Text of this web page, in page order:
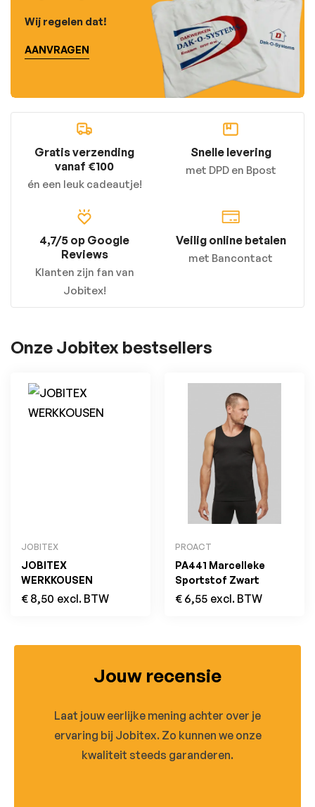
Wij regelen dat!
AANVRAGEN
Gratis verzending
vanaf €100
én een leuk cadeautje!
Snelle levering
met DPD en Bpost
4,7/5 op Google
Reviews
Klanten zijn fan van
Jobitex!
Veilig online betalen
met Bancontact
Onze Jobitex bestsellers
JOBITEX
JOBITEX
WERKKOUSEN
€ 8,50 excl. BTW
PROACT
PA441 Marcelleke
Sportstof Zwart
€ 6,55 excl. BTW
Jouw recensie
Laat jouw eerlijke mening achter over je
ervaring bij Jobitex. Zo kunnen we onze
kwaliteit steeds garanderen.